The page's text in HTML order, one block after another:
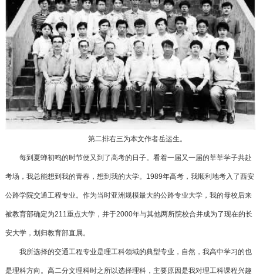
第二排右三为本文作者岳运生。
每到夏蝉初鸣的时节便又到了高考的日子。看着一届又一届的莘莘学子共赴
考场，我总能想到我的青春，想到我的大学。1989年高考，我顺利地考入了西安
公路学院交通工程专业。作为当时亚洲规模最大的公路专业大学，我的母校后来
被教育部确定为211重点大学，并于2000年与其他两所院校合并成为了现在的长
安大学，划归教育部直属。
我所选择的交通工程专业是理工科领域的典型专业，自然，我高中学习的也
是理科方向。高二分文理科时之所以选择理科，主要原因是我对理工科课程兴趣